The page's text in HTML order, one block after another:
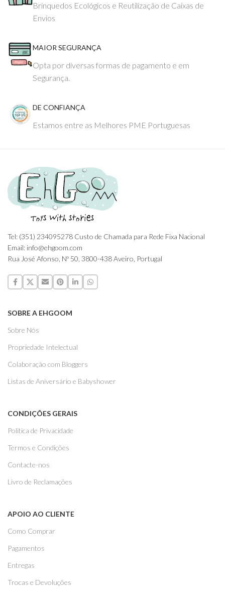
Brinquedos Ecológicos e Reutilização de Caixas de
Envios
MAIOR SEGURANÇA
Opta por diversas formas de pagamento e em
Segurança.
DE CONFIANÇA
Estamos entre as Melhores PME Portuguesas
Tel: (351) 234095278 Custo de Chamada para Rede Fixa Nacional
Email: info@ehgoom.com
Rua José Afonso, Nº 50, 3800-438 Aveiro, Portugal
SOBRE A EHGOOM
Sobre Nós
Propriedade Intelectual
Colaboração com Bloggers
Listas de Aniversário e Babyshower
CONDIÇÕES GERAIS
Politica de Privacidade
Termos e Condições
Contacte-nos
Livro de Reclamações
APOIO AO CLIENTE
Como Comprar
Pagamentos
Entregas
Trocas e Devoluções